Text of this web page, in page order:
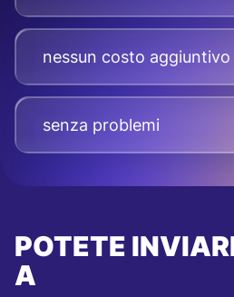
nessun costo aggiuntivo
senza problemi
POTETE
A